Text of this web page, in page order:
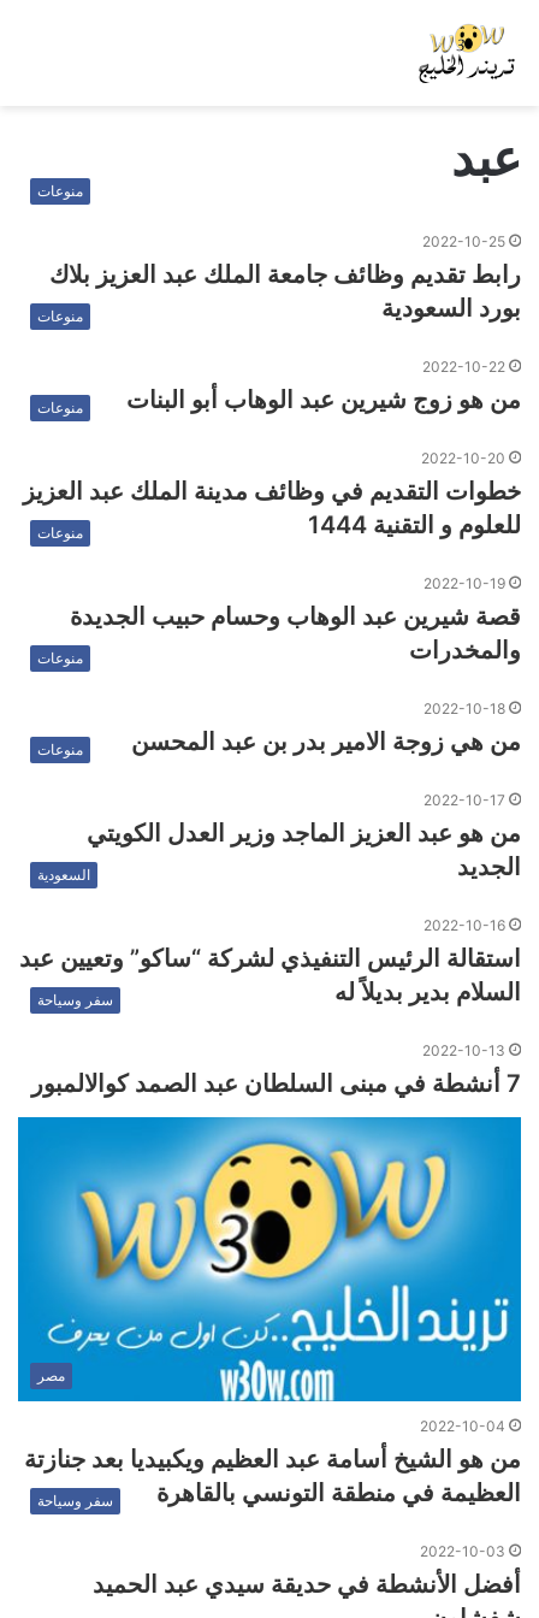
عبد
منوعات
2022-10-25
رابط تقديم وظائف جامعة الملك عبد العزيز بلاك
بورد السعودية
منوعات
2022-10-22
من هو زوج شيرين عبد الوهاب أبو البنات منوعات
2022-10-20
خطوات التقديم في وظائف مدينة الملك عبد العزيز
للعلوم و التقنية 1444
منوعات
2022-10-19
قصة شيرين عبد الوهاب وحسام حبيب الجديدة
والمخدرات
منوعات
2022-10-18
من هي زوجة الامير بدر بن عبد المحسن منوعات
2022-10-17
من هو عبد العزيز الماجد وزير العدل الكويتي
الجديد
السعودية
2022-10-16
استقالة الرئيس التنفيذي لشركة “ساكو” وتعيين عبد
السلام بدير بديلاً له
سفر وسياحة
2022-10-13
7 أنشطة في مبنى السلطان عبد الصمد كوالالمبور
مصر
2022-10-04
من هو الشيخ أسامة عبد العظيم ويكبيديا بعد جنازتة
العظيمة في منطقة التونسي بالقاهرة
سفر وسياحة
2022-10-03
أفضل الأنشطة في حديقة سيدي عبد الحميد